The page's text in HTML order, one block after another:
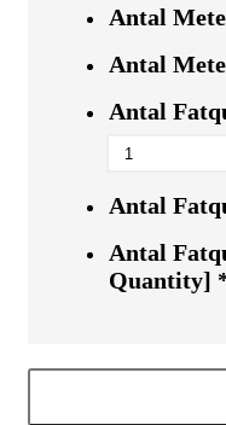
Antal
Antal
Antal
Antal
Antal
Quantity]